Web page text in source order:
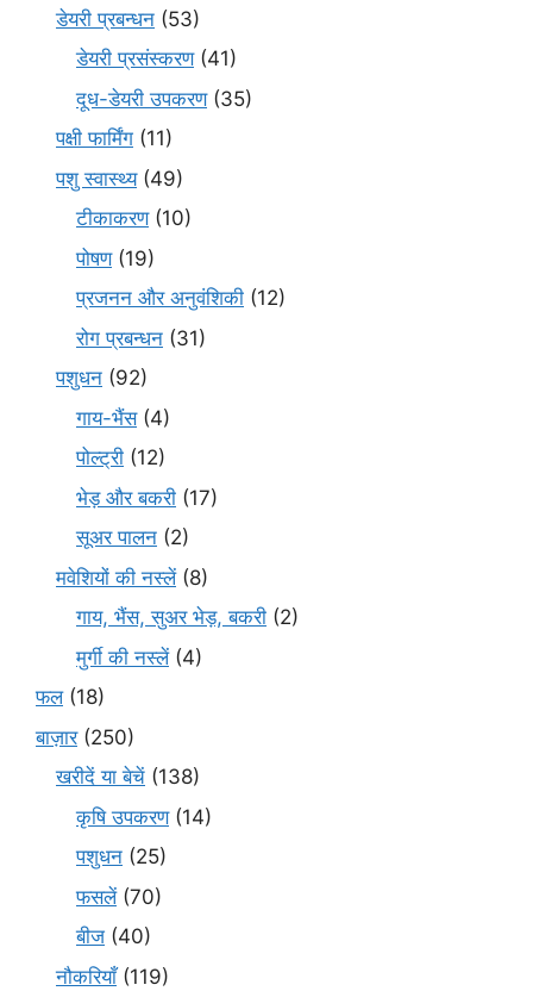
डेयरी प्रबन्धन (53)
डेयरी प्रसंस्करण(41)
दूध-डेयरी उपकरण(35)
पक्षी फार्मिंग (11)
पशु स्वास्थ्य(49)
टीकाकरण(10)
पोषण(19)
प्रजनन और अनुवंशिकी (12)
रोग प्रबन्धन (31)
पशुधन (92)
गाय-भैंस(4)
पोल्ट्री (12)
भेड़ और बकरी (17)
सूअर पालन (2)
मवेशियों की नस्लें(8)
गाय, भैंस, सुअर भेड़, बकरी (2)
मुर्गी की नस्लें(4)
फल(18)
बाज़ार(250)
खरीदें या बेचें (138)
कृषि उपकरण(14)
पशुधन (25)
फसलें(70)
बीज (40)
नौकरियाँ(119)